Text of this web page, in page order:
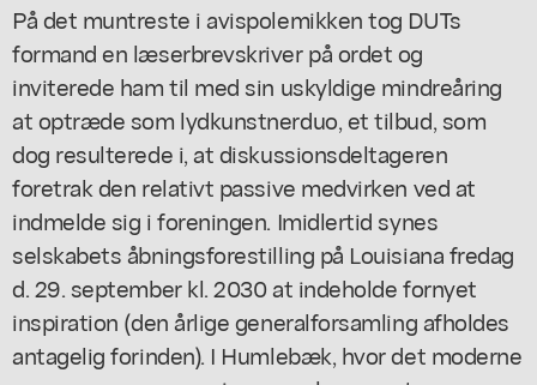
På det muntreste i avispolemikken tog DUTs
formand en læserbrevskriver på ordet og
inviterede ham til med sin uskyldige mindreåring
at optræde som lydkunstnerduo, et tilbud, som
dog resulterede i, at diskussionsdeltageren
foretrak den relativt passive medvirken ved at
indmelde sig i foreningen. Imidlertid synes
selskabets åbningsforestilling på Louisiana fredag
d. 29. september kl. 2030 at indeholde fornyet
inspiration (den årlige generalforsamling afholdes
antagelig forinden). I Humlebæk, hvor det moderne